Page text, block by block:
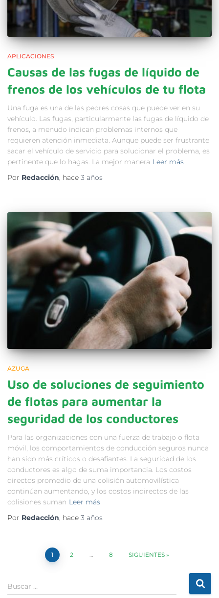
APLICACIONES
Causas de las fugas de líquido de
frenos de los vehículos de tu flota
Una fuga es una de las peores cosas que puede ver en su
vehículo. Las fugas, particularmente las fugas de líquido de
frenos, a menudo indican problemas internos que
requieren atención inmediata. Aunque puede ser frustrante
sacar el vehículo de servicio para solucionar el problema, es
pertinente que lo hagas. La mejor manera Leer más
Por Redacción, hace 3 años
AZUGA
Uso de soluciones de seguimiento
de flotas para aumentar la
seguridad de los conductores
Para las organizaciones con una fuerza de trabajo o flota
móvil, los comportamientos de conducción seguros nunca
han sido más críticos o desafiantes. La seguridad de los
conductores es algo de suma importancia. Los costos
directos promedio de una colisión automovilística
continúan aumentando, y los costos indirectos de las
colisiones suman Leer más
Por Redacción, hace 3 años
1 2 8 SIGUIENTES
Buscar …